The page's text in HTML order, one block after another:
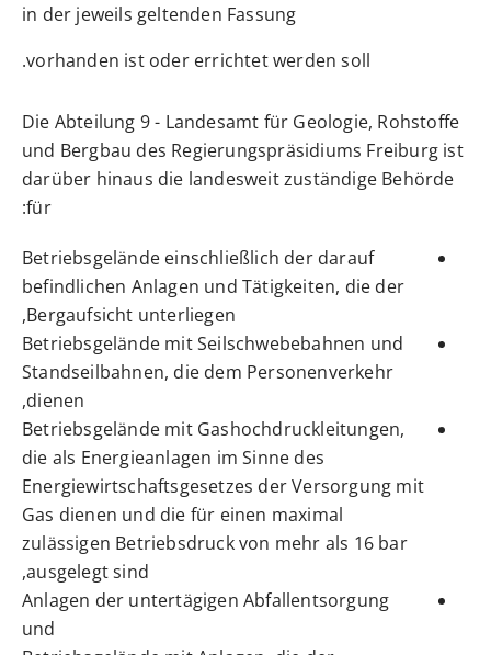
in der jeweils geltenden Fassung
vorhanden ist oder errichtet werden soll.
Die Abteilung 9 - Landesamt für Geologie, Rohstoffe
und Bergbau des Regierungspräsidiums Freiburg ist
darüber hinaus die landesweit zuständige Behörde
für:
Betriebsgelände einschließlich der darauf
befindlichen Anlagen und Tätigkeiten, die der
Bergaufsicht unterliegen,
Betriebsgelände mit Seilschwebebahnen und
Standseilbahnen, die dem Personenverkehr
dienen,
Betriebsgelände mit Gashochdruckleitungen,
die als Energieanlagen im Sinne des
Energiewirtschaftsgesetzes der Versorgung mit
Gas dienen und die für einen maximal
zulässigen Betriebsdruck von mehr als 16 bar
ausgelegt sind,
Anlagen der untertägigen Abfallentsorgung
und